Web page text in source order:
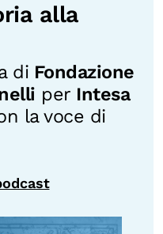
alla
di Fondazione
per Intesa
la voce di